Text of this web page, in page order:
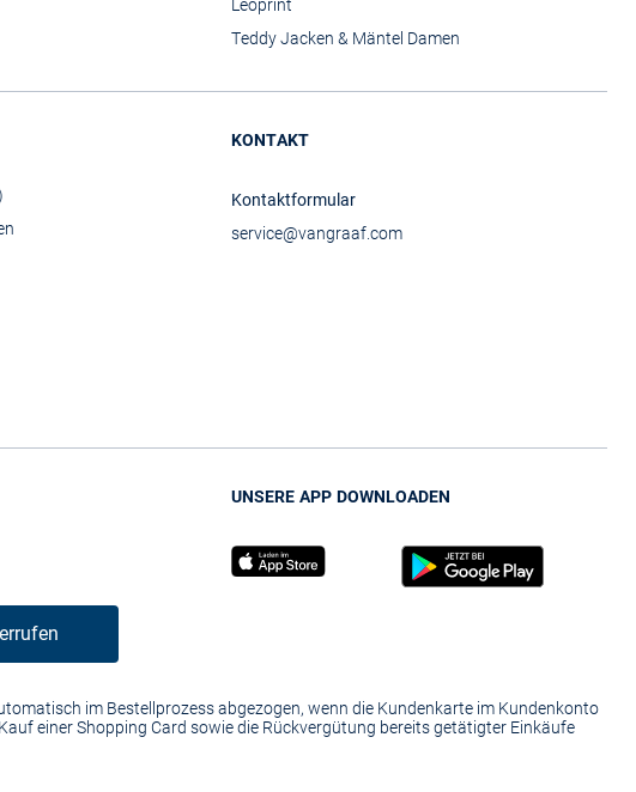
Leoprint
Teddy Jacken & Mäntel Damen
KONTAKT
Kontaktformular
service@vangraaf.com
UNSERE APP DOWNLOADEN
im Bestellprozess abgezogen, wenn die Kundenkarte im Kundenkonto
einer Shopping Card sowie die Rückvergütung bereits getätigter Einkäufe